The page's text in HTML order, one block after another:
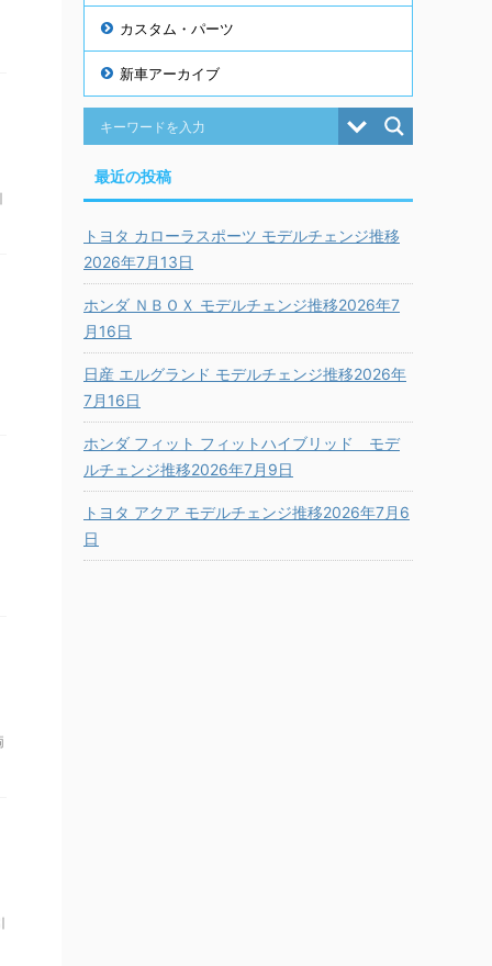
カスタム・パーツ
新車アーカイブ
最近の投稿
トヨタ カローラスポーツ モデルチェンジ推移
2026年7月13日
ホンダ ＮＢＯＸ モデルチェンジ推移2026年7
月16日
日産 エルグランド モデルチェンジ推移2026年
7月16日
ホンダ フィット フィットハイブリッド モデ
ルチェンジ推移2026年7月9日
トヨタ アクア モデルチェンジ推移2026年7月6
日